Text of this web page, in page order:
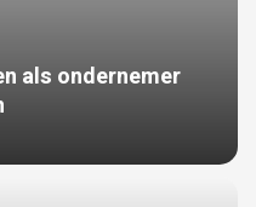
als ondernemer